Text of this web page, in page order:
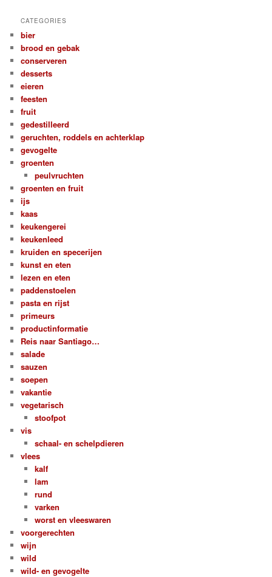
CATEGORIES
bier
brood en gebak
conserveren
desserts
eieren
feesten
fruit
gedestilleerd
geruchten, roddels en achterklap
gevogelte
groenten
peulvruchten
groenten en fruit
ijs
kaas
keukengerei
keukenleed
kruiden en specerijen
kunst en eten
lezen en eten
paddenstoelen
pasta en rijst
primeurs
productinformatie
Reis naar Santiago…
salade
sauzen
soepen
vakantie
vegetarisch
stoofpot
vis
schaal- en schelpdieren
vlees
kalf
lam
rund
varken
worst en vleeswaren
voorgerechten
wijn
wild
wild- en gevogelte